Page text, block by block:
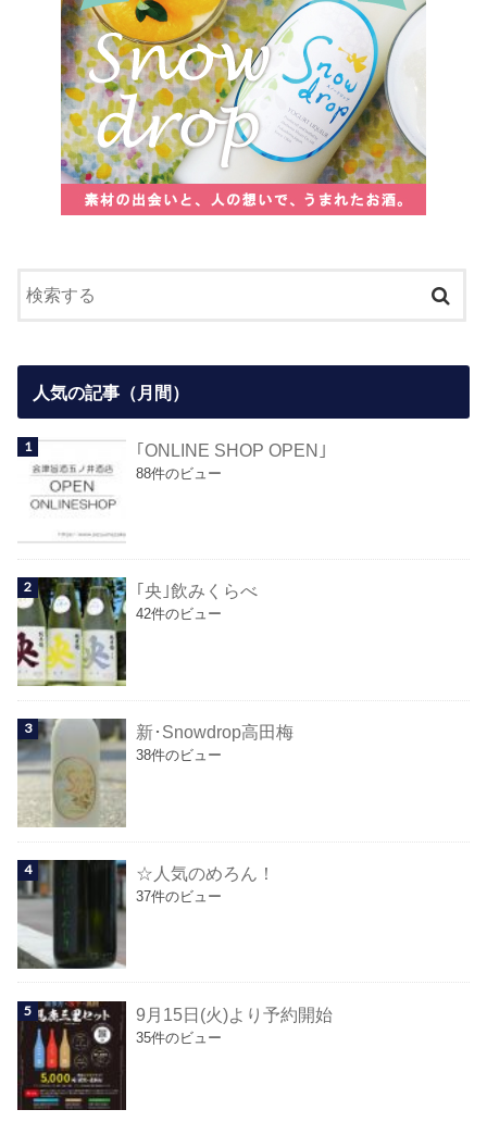
人気の記事（月間）
｢ONLINE SHOP OPEN｣
88件のビュー
｢央｣飲みくらべ
42件のビュー
新･Snowdrop高田梅
38件のビュー
☆人気のめろん！
37件のビュー
9月15日(火)より予約開始
35件のビュー